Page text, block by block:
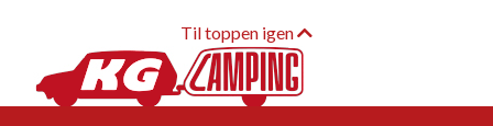
Til toppen igen